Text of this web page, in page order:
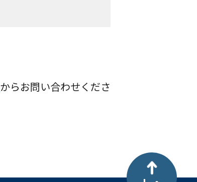
からお問い合わせくださ